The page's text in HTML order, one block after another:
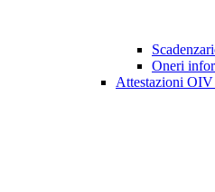
Oneri
Attestazioni OIV